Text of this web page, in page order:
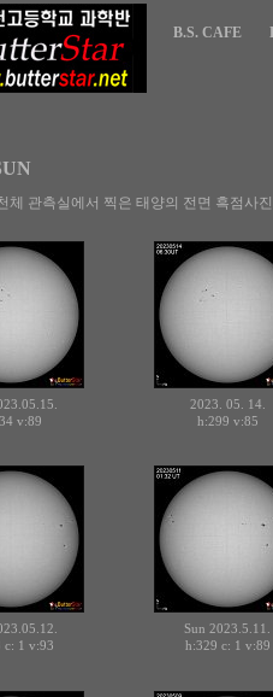
B.S. CAFE
체 관측실에서 찍은 태양의 전면 흑점사
v:89
2023. 05. 14.
h:299 v:85
c: 1 v:93
Sun 2023.5.11.
h:329 c: 1 v:89